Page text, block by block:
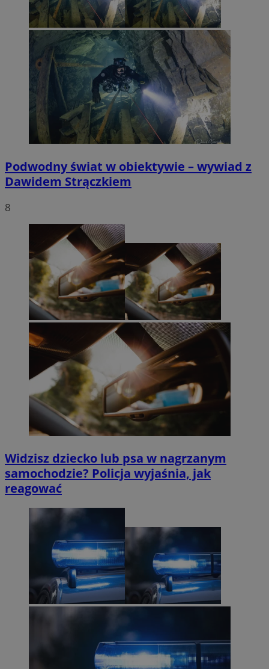
Podwodny świat w obiektywie – wywiad z
Dawidem Strączkiem
8
Widzisz dziecko lub psa w nagrzanym
samochodzie? Policja wyjaśnia, jak
reagować